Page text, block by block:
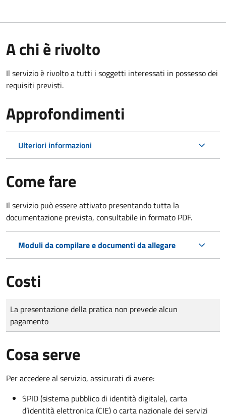
A chi è rivolto
Il servizio è rivolto a tutti i soggetti interessati in possesso dei
requisiti previsti.
Approfondimenti
Ulteriori informazioni
Come fare
Il servizio può essere attivato presentando tutta la
documentazione prevista, consultabile in formato PDF.
Moduli da compilare e documenti da allegare
Costi
Tipo di pagamento
Importo
La presentazione della pratica non prevede alcun
pagamento
Cosa serve
Per accedere al servizio, assicurati di avere:
SPID (sistema pubblico di identità digitale), carta
d’identità elettronica (CIE) o carta nazionale dei servizi